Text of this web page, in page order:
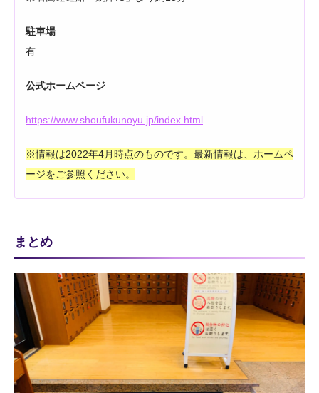
駐車場
有
公式ホームページ
https://www.shoufukunoyu.jp/index.html
※情報は2022年4月時点のものです。最新情報は、ホームペ
ージをご参照ください。
まとめ